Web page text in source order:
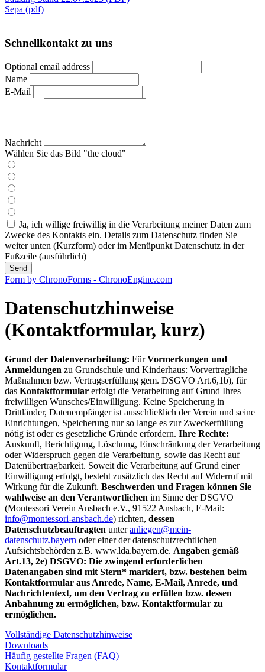
Sepa (pdf)
Schnellkontakt zu uns
Optional email address
Name
E-Mail
Nachricht
Wählen Sie das Bild "the cloud"
Ja, ich willige freiwillig in die Verarbeitung meiner Daten zum
Zwecke des Kontakts ein. Details zum Datenschutz finden Sie
weiter unten (Kurzform) oder im Menüpunkt Datenschutz in der
Fußzeile (ausführlich)
Send
Form by ChronoForms - ChronoEngine.com
Datenschutzhinweise
(Kontaktformular, kurz)
Grund der Datenverarbeitung: FürVormerkungen und
Anmeldungen zu Grundschule und Kinderhaus: Vorvertragliche
Maßnahmen bzw. Vertragserfüllung gem. DSGVO Art.6,1b), für
das Kontaktformular erfolgt die Verarbeitung auf Grund Ihres
freiwilligen Wunsches/Einwilligung. Keine Speicherung in
Drittländer, Datenempfänger ist ausschließlich der Verein und seine
Einrichtungen, Speicherung nur so lange es zur Zweckerfüllung
nötig ist oder es gesetzliche Gründe erfordern. Ihre Rechte:
Auskunft, Berichtigung, Löschung, Einschränkung der Verarbeitung
oder Widerspruch gegen die Verarbeitung, sowie das Recht auf
Datenübertragbarkeit. Soweit die Verarbeitung auf Grund einer
Einwilligung erfolgt, besteht zusätzlich das Recht auf Widerruf mit
Wirkung für die Zukunft. Beschwerden und Fragen können Sie
wahlweise an den Verantwortlichen im Sinne der DSGVO
(Montessori Verein Ansbach e.V., 91522 Ansbach, E-Mail:
info@montessori-ansbach.de) richten, dessen
Datenschutzbeauftragten unteranliegen@mein-
datenschutz.bayern oder einer der datenschutzrechtlichen
Aufsichtsbehörden z.B. ­www.lda.bayern.de. Angaben gemäß
Art.13, 2e) DSGVO: Die zwingend erforderlichen
Datenangaben sind mit Stern* markiert, bzw. bestehen beim
Kontaktformular aus Anrede, Name, E-Mail, Anrede, und
Nachrichtentext, um den Vertrag zu erfüllen bzw. dessen
Anbahnung zu ermöglichen, bzw. Kontaktformular zu
ermöglichen.
Vollständige Datenschutzhinweise
Downloads
Häufig gestellte Fragen (FAQ)
Kontaktformular